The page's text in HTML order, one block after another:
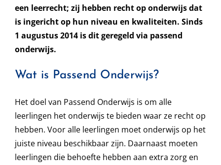
een leerrecht; zij hebben recht op onderwijs dat
is ingericht op hun niveau en kwaliteiten. Sinds
1 augustus 2014 is dit geregeld via passend
onderwijs.
Wat is Passend Onderwijs?
Het doel van Passend Onderwijs is om alle
leerlingen het onderwijs te bieden waar ze recht op
hebben. Voor alle leerlingen moet onderwijs op het
juiste niveau beschikbaar zijn. Daarnaast moeten
leerlingen die behoefte hebben aan extra zorg en